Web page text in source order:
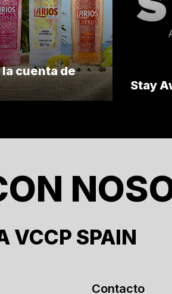
cuenta de
Stay
VCCP SPAIN
Contacto